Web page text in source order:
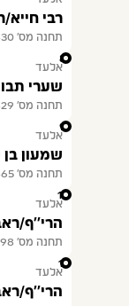
רבי חייא/
תחנה מס׳ 38430
8
אלעד
שערי
תחנה מס׳ 38429
9
אלעד
שמעון
תחנה מס׳ 30865
10
אלעד
הרי''ף/
תחנה מס׳ 30898
11
אלעד
הרי''ף/